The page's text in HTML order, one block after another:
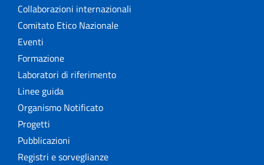
Collaborazioni internazionali
Comitato Etico Nazionale
Eventi
Formazione
Laboratori di riferimento
Linee guida
Organismo Notificato
Progetti
Pubblicazioni
Registri e sorveglianze